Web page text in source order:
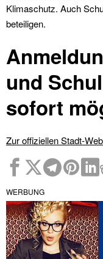
Klimaschutz. Auch
beteiligen.
und
sofort
Zur offiziellen Stadt-
WERBUNG